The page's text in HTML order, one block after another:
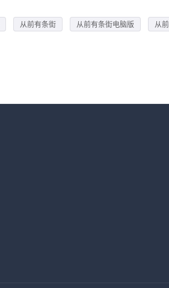
从前有条街 从前有条街电脑版 从